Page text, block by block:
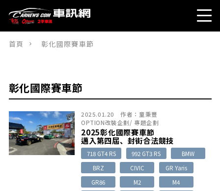
首頁 彰化國際賽車節
彰化國際賽車節
2025.01.20 作者： 童秉豐
OPTION改裝企劃/專題企劃
2025彰化國際賽車節
邁入第四屆、封街合法競技
718 GT4 RS 992 GT3 RS
BMW
BRZ
CIVIC
GR Yaris
GR86
M2
M4